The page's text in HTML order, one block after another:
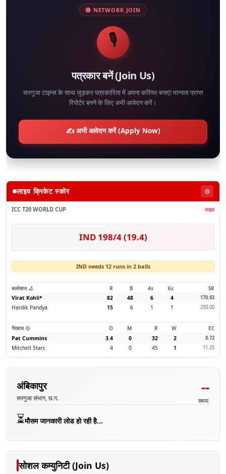
🔴 NETWORK JOIN
🎙️
पत्रकार बनें (Join Us)
सरगुजा टाइम्स के साथ जुड़कर पत्रकारिता में अपना करियर बनाएं! मान्यता प्राप्त
रिपोर्टर बनने के लिए अभी आवेदन करें।
✍️ अभी आवेदन करें (Apply Now)
लाइव क्रिकेट स्कोर ⚙️
ICC T20 WORLD CUP लाइव
IND 198/4 (19.4)
IND needs 12 runs in 2 balls
बल्लेबाज 🏏 R B 4s 6s
SR
Virat Kohli* 82 48 6 4 170.83
Hardik Pandya 15 6 1 1 250.00
गेंदबाज 🥎 O M R W
EC
Pat Cummins
3.4 0 32 2 8.72
Mitchell Starc 4 0 45 1 11.25
अंबिकापुर
सरगुजा संभाग, छ.ग.
--
समय:
⏳मौसम जानकारी लोड हो रही है...
सोशल कम्युनिटी (Join Us)